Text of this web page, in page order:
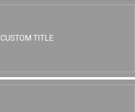
CUSTOM TITLE